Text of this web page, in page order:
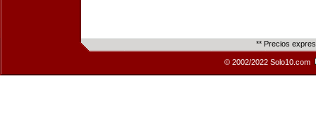
** Precios
© 2002/2022 Solo10.com